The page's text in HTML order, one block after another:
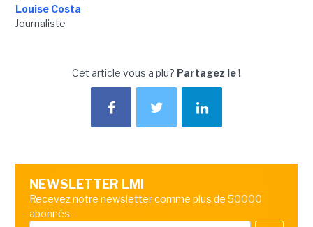
Louise Costa
Journaliste
Cet article vous a plu? Partagez le !
NEWSLETTER LMI
Recevez notre newsletter comme plus de 50000
abonnés